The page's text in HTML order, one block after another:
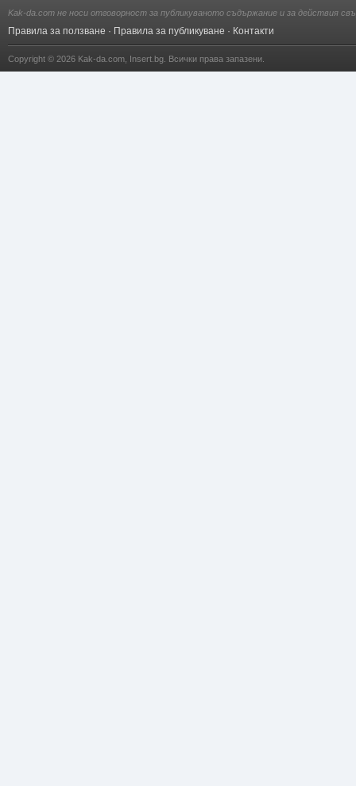
Kak-da.com не носи отговорност за публикуваното съдържание и за действия
Правила за ползване · Правила за публикуване · Контакти
Copyright © 2026 Kak-da.com Insert.bg . Всички права запазени.